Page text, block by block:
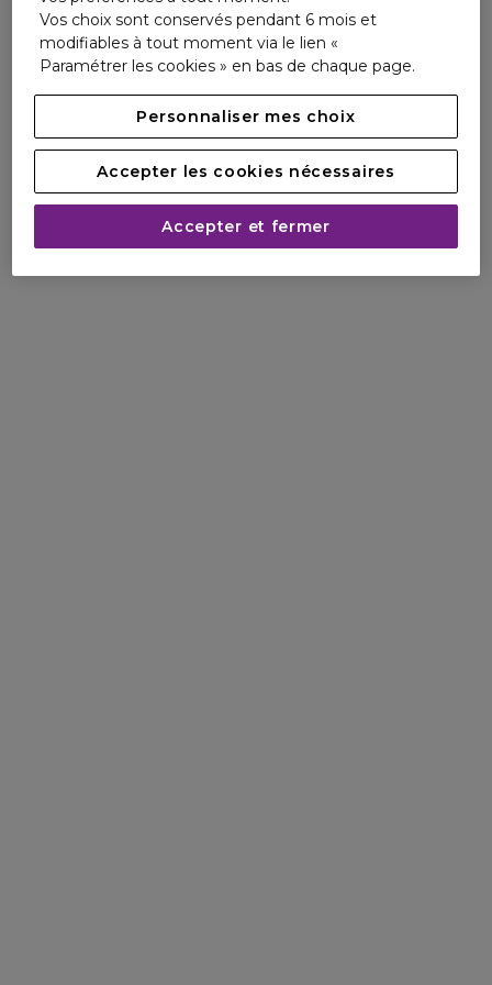
Vos choix sont conservés pendant 6 mois et
modifiables à tout moment via le lien «
Paramétrer les cookies » en bas de chaque page.
Personnaliser mes choix
Accepter les cookies nécessaires
Accepter et fermer